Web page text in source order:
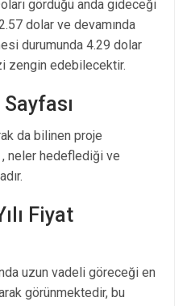
gördüğü anda gideceği
dolar ve devamında
durumunda 4.29 dolar
zengin edebilecektir.
da bilinen proje
, neler hedeflediği ve
Fiyat
uzun vadeli göreceği en
görünmektedir, bu